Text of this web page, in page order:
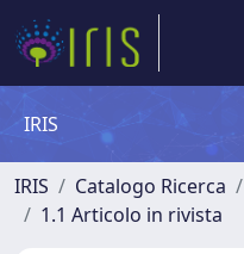
IRIS
IRIS Catalogo Ricerca
1.1 Articolo in rivista